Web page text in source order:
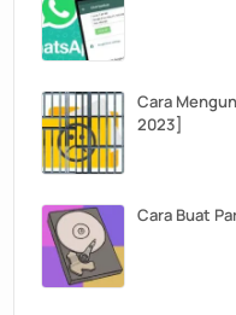
Cara
2023]
Cara Buat